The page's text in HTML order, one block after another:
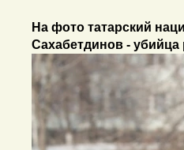
На фото татарский
Сахабетдинов -